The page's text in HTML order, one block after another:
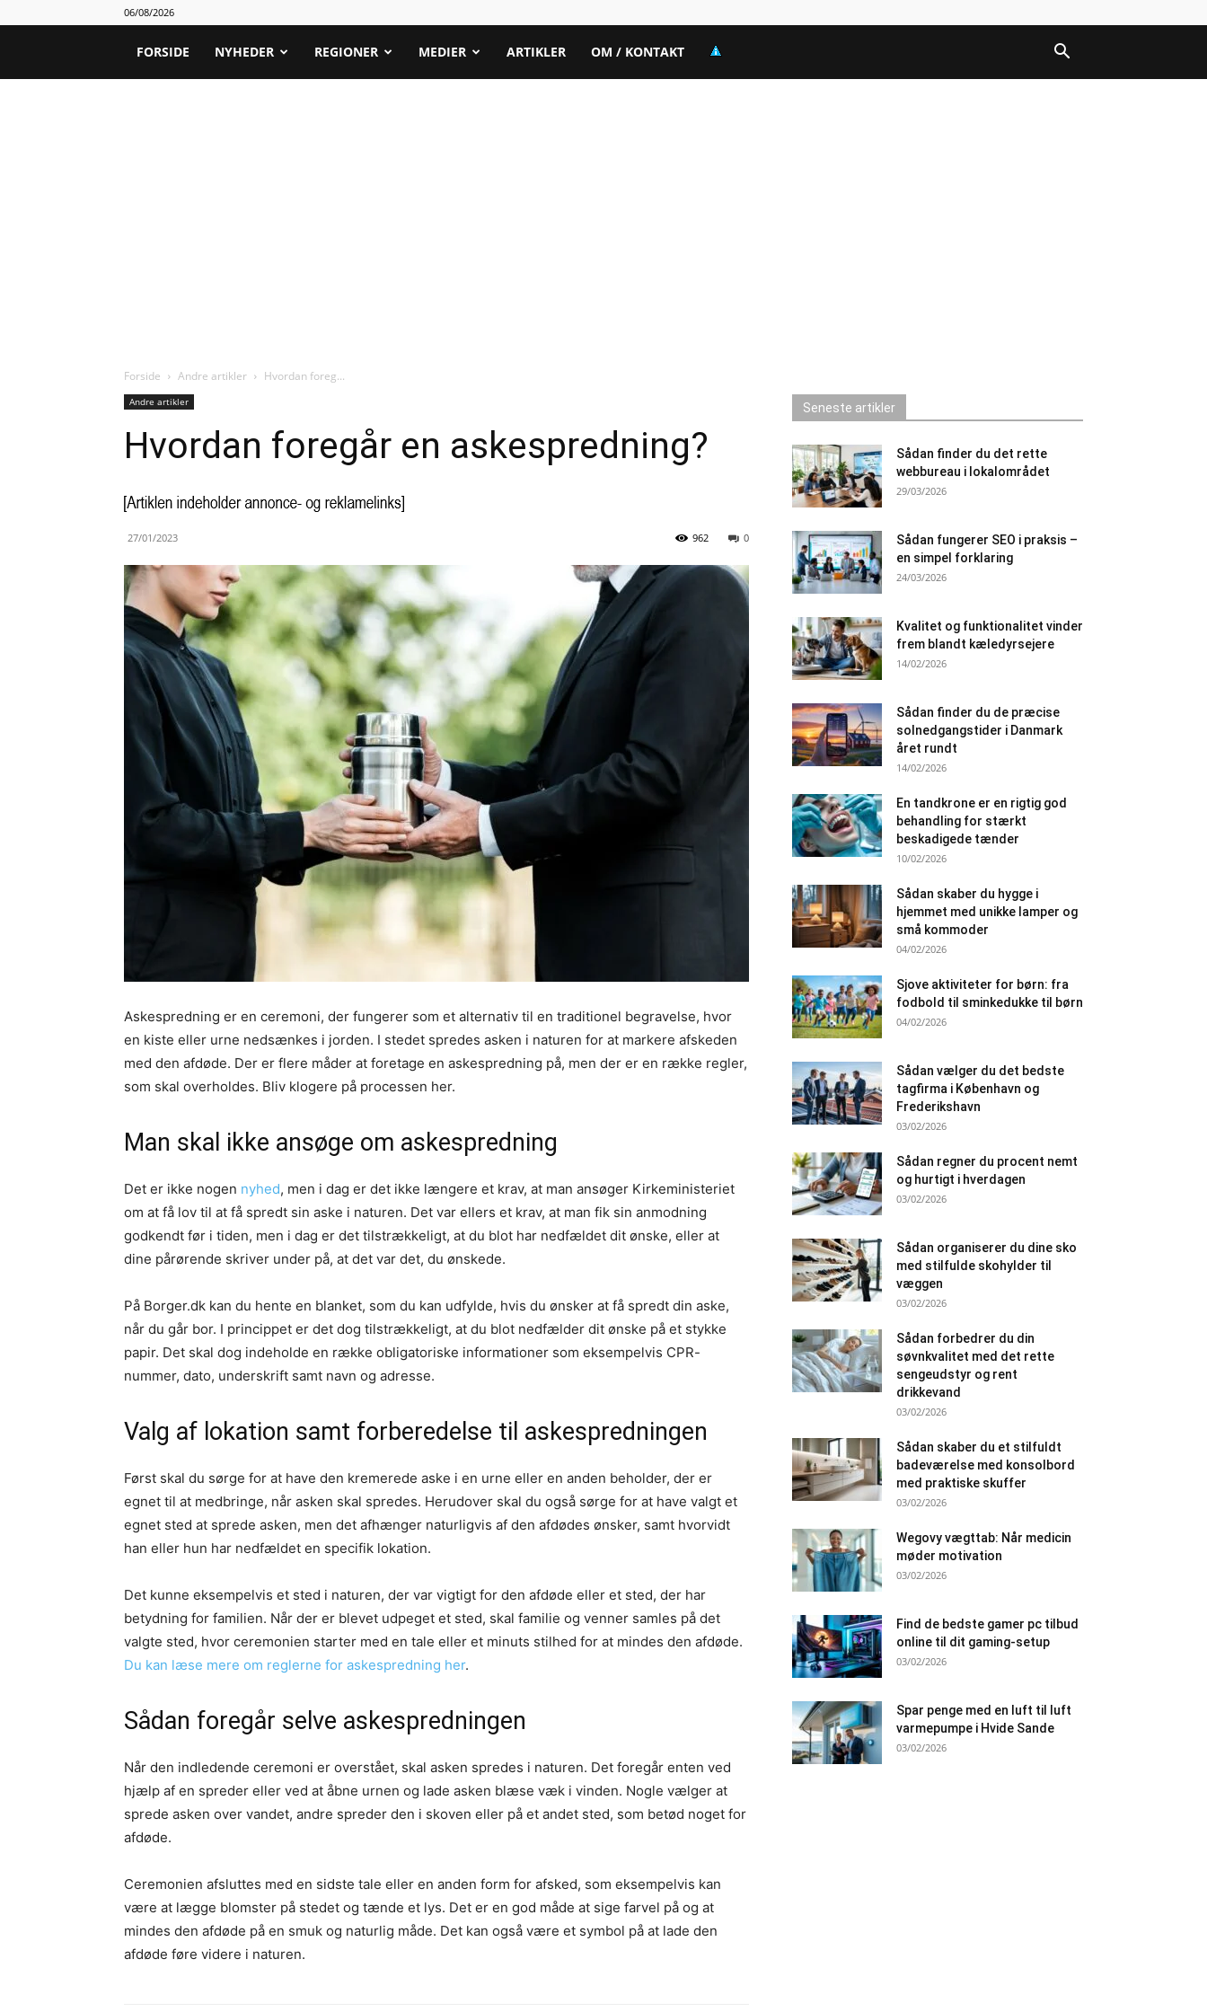
06/08/2026
FORSIDE NYHEDER REGIONER MEDIER ARTIKLER OM / KONTAKT
Forside Andre artikler Hvordan foreg...
Andre artikler
Hvordan foregår en askespredning?
27/01/2023 0
962
Askespredning er en ceremoni, der fungerer som et alternativ til en traditionel begravelse, hvor
en kiste eller urne nedsænkes i jorden. I stedet spredes asken i naturen for at markere afskeden
med den afdøde. Der er flere måder at foretage en askespredning på, men der er en række regler,
som skal overholdes. Bliv klogere på processen her.
Man skal ikke ansøge om askespredning
Det er ikke nogen nyhed, men i dag er det ikke længere et krav, at man ansøger Kirkeministeriet
om at få lov til at få spredt sin aske i naturen. Det var ellers et krav, at man fik sin anmodning
godkendt før i tiden, men i dag er det tilstrækkeligt, at du blot har nedfældet dit ønske, eller at
dine pårørende skriver under på, at det var det, du ønskede.
På Borger.dk kan du hente en blanket, som du kan udfylde, hvis du ønsker at få spredt din aske,
når du går bor. I princippet er det dog tilstrækkeligt, at du blot nedfælder dit ønske på et stykke
papir. Det skal dog indeholde en række obligatoriske informationer som eksempelvis CPR-
nummer, dato, underskrift samt navn og adresse.
Valg af lokation samt forberedelse til askespredningen
Først skal du sørge for at have den kremerede aske i en urne eller en anden beholder, der er
egnet til at medbringe, når asken skal spredes. Herudover skal du også sørge for at have valgt et
egnet sted at sprede asken, men det afhænger naturligvis af den afdødes ønsker, samt hvorvidt
han eller hun har nedfældet en specifik lokation.
Det kunne eksempelvis et sted i naturen, der var vigtigt for den afdøde eller et sted, der har
betydning for familien. Når der er blevet udpeget et sted, skal familie og venner samles på det
valgte sted, hvor ceremonien starter med en tale eller et minuts stilhed for at mindes den afdøde.
Du kan læse mere om reglerne for askespredning her.
Sådan foregår selve askespredningen
Når den indledende ceremoni er overstået, skal asken spredes i naturen. Det foregår enten ved
hjælp af en spreder eller ved at åbne urnen og lade asken blæse væk i vinden. Nogle vælger at
sprede asken over vandet, andre spreder den i skoven eller på et andet sted, som betød noget for
afdøde.
Ceremonien afsluttes med en sidste tale eller en anden form for afsked, som eksempelvis kan
være at lægge blomster på stedet og tænde et lys. Det er en god måde at sige farvel på og at
mindes den afdøde på en smuk og naturlig måde. Det kan også være et symbol på at lade den
afdøde føre videre i naturen.
Seneste artikler
Sådan finder du det rette
webbureau i lokalområdet
29/03/2026
Sådan fungerer SEO i praksis –
en simpel forklaring
24/03/2026
Kvalitet og funktionalitet vinder
frem blandt kæledyrsejere
14/02/2026
Sådan finder du de præcise
solnedgangstider i Danmark
året rundt
14/02/2026
En tandkrone er en rigtig god
behandling for stærkt
beskadigede tænder
10/02/2026
Sådan skaber du hygge i
hjemmet med unikke lamper og
små kommoder
04/02/2026
Sjove aktiviteter for børn: fra
fodbold til sminkedukke til børn
04/02/2026
Sådan vælger du det bedste
tagfirma i København og
Frederikshavn
03/02/2026
Sådan regner du procent nemt
og hurtigt i hverdagen
03/02/2026
Sådan organiserer du dine sko
med stilfulde skohylder til
væggen
03/02/2026
Sådan forbedrer du din
søvnkvalitet med det rette
sengeudstyr og rent
drikkevand
03/02/2026
Sådan skaber du et stilfuldt
badeværelse med konsolbord
med praktiske skuffer
03/02/2026
Wegovy vægttab: Når medicin
møder motivation
03/02/2026
Find de bedste gamer pc tilbud
online til dit gaming-setup
03/02/2026
Spar penge med en luft til luft
varmepumpe i Hvide Sande
03/02/2026